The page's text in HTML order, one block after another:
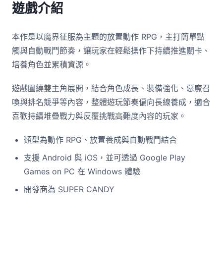
遊戲介紹
本作是以魔界征服為主題的放置動作 RPG，主打簡單點
觸與自動戰鬥節奏，讓玩家在輕鬆操作下持續推進關卡、
培養角色並累積資源。
遊戲圍繞雙主角展開，結合角色成長、裝備強化、惡魔召
喚與排名競爭等內容，整體遊玩節奏偏向長線養成，適合
喜歡持續堆疊戰力與反覆挑戰高難度內容的玩家。
類型為動作 RPG、放置養成與自動戰鬥結合
支援 Android 與 iOS，並可透過 Google Play
Games on PC 在 Windows 體驗
開發商為 SUPER CANDY